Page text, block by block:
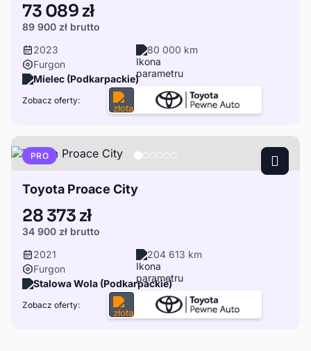
73 089 zł
89 900 zł brutto
2023
80 000 km
Furgon
Mielec (Podkarpackie)
Zobacz oferty:
PRO
Toyota Proace City
28 373 zł
34 900 zł brutto
2021
204 613 km
Furgon
Stalowa Wola (Podkarpackie)
Zobacz oferty: